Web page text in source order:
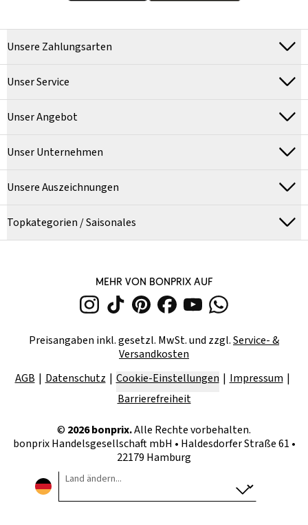
Unsere Zahlungsarten
Unser Service
Unser Angebot
Unser Unternehmen
Unsere Auszeichnungen
Topkategorien / Saisonales
MEHR VON BONPRIX AUF
Preisangaben inkl. gesetzl. MwSt. und zzgl.Service- &
Versandkosten
AGB
Datenschutz Cookie-Einstellungen
Impressum
Barrierefreiheit
© 2026bonprix.Alle Rechte vorbehalten.
bonprix Handelsgesellschaft mbH • Haldesdorfer Straße 61 •
22179 Hamburg
Land ändern...